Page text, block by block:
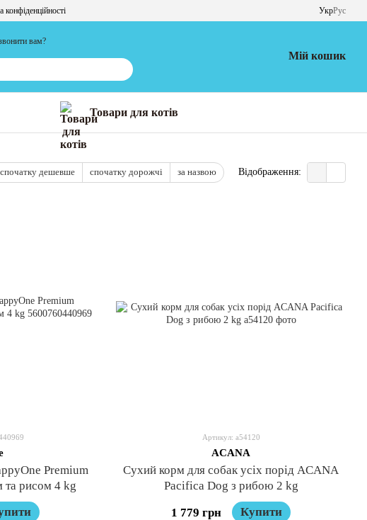
конфіденційності УкрРус
вам?
Мій кошик
Товари для котів
спочатку дешевше спочатку дорожчі за назвою Відображення:
Premium
та рисом 4 kg
Артикул: a54120
ACANA
Сухий корм для собак усіх порід ACANA
Pacifica Dog з рибою 2 kg
1 779 грн
Купити